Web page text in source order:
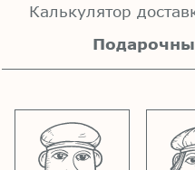
Калькулятор